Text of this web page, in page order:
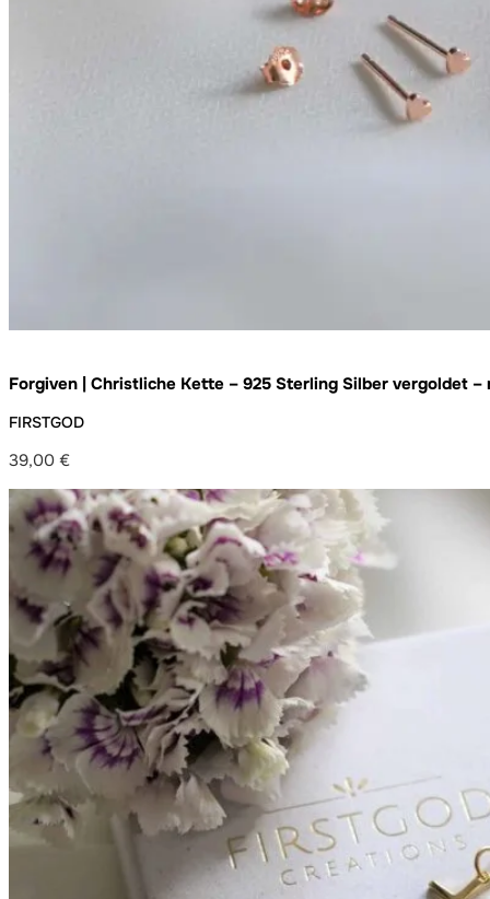
Forgiven | Christliche Kette – 925 Sterling Silber vergoldet –
FIRSTGOD
39,00 €